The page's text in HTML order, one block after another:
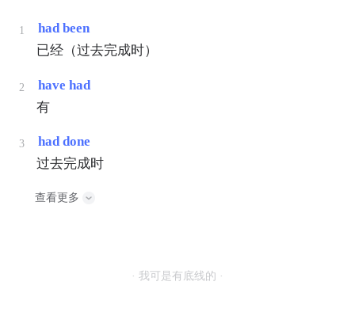
1
had been
已经（过去完成时）
2
have had
有
3
had done
过去完成时
查看更多
· 我可是有底线的 ·